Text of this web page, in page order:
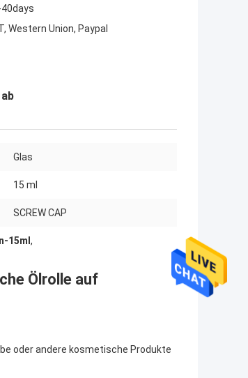
Western Union, Paypal
Glas
15 ml
SCREW CAP
15ml ,
Ölrolle auf
oder andere kosmetische Produkte